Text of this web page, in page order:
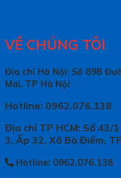
VỀ CHÚNG TÔI
Địa chỉ Hà Nội: Số 89B
Mai, TP Hà Nội
Hotline: 0962.076.138
Địa chỉ TP HCM: Số 43/
3, Ấp 32, Xã Bà Điểm,
Hotline: 0962.076.138